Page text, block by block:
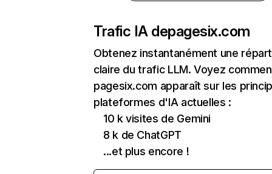
Trafic IA depagesix.com
Obtenez instantanément une
claire du trafic LLM. Voyez
pagesix.com apparaît sur les
plateformes d'IA actuelles :
10 k visites de Gemini
8 k de ChatGPT
...et plus encore !